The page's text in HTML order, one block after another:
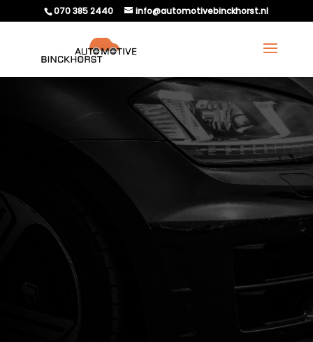
070 385 2440 info@automotivebinckhorst.nl
HOE WEET JE OF EEN
FUSEEKOGEL
VERVANGEN MOET